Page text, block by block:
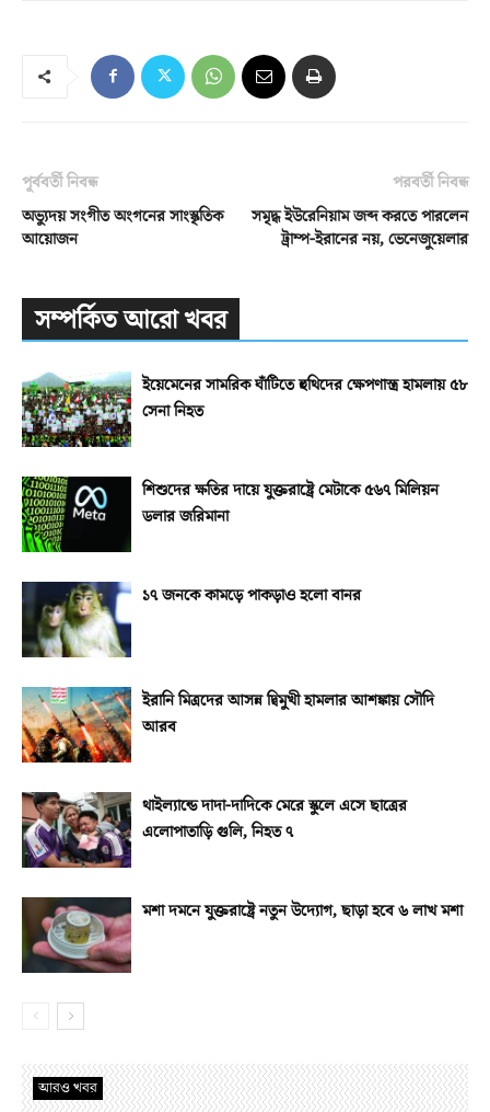
পূর্ববর্তী নিবন্ধ
অভ্যুদয় সংগীত অংগনের সাংস্কৃতিক
আয়োজন
পরবর্তী নিবন্ধ
সমৃদ্ধ ইউরেনিয়াম জব্দ করতে পারলেন
ট্রাম্প-ইরানের নয়, ভেনেজুয়েলার
সম্পর্কিত আরো খবর
ইয়েমেনের সামরিক ঘাঁটিতে হুথিদের ক্ষেপণাস্ত্র হামলায় ৫৮
সেনা নিহত
শিশুদের ক্ষতির দায়ে যুক্তরাষ্ট্রে মেটাকে ৫৬৭ মিলিয়ন
ডলার জরিমানা
১৭ জনকে কামড়ে পাকড়াও হলো বানর
ইরানি মিত্রদের আসন্ন দ্বিমুখী হামলার আশঙ্কায় সৌদি
আরব
থাইল্যান্ডে দাদা-দাদিকে মেরে স্কুলে এসে ছাত্রের
এলোপাতাড়ি গুলি, নিহত ৭
মশা দমনে যুক্তরাষ্ট্রে নতুন উদ্যোগ, ছাড়া হবে ৬ লাখ মশা
আরও খবর